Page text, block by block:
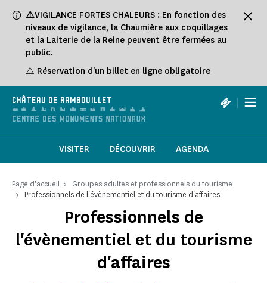
⚠️VIGILANCE FORTES CHALEURS : En fonction des
niveaux de vigilance, la Chaumière aux coquillages
et la Laiterie de la Reine peuvent être fermées au
public.
⚠️ Réservation d'un billet en ligne obligatoire
CHÂTEAU DE RAMBOUILLET |
VISITER DÉCOUVRIR AGENDA
Page d'accueil
Groupes adultes et professionnels du tourisme
Professionnels de l'évènementiel et du tourisme d'affaires
Professionnels de
l'évènementiel et du tourisme
d'affaires